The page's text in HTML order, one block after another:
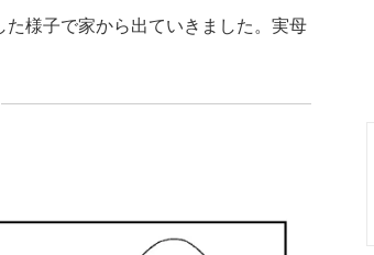
様子で家から出ていきました。実母